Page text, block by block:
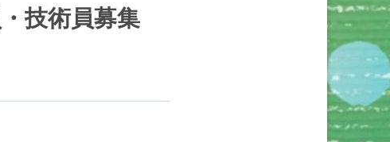
・技術員募集